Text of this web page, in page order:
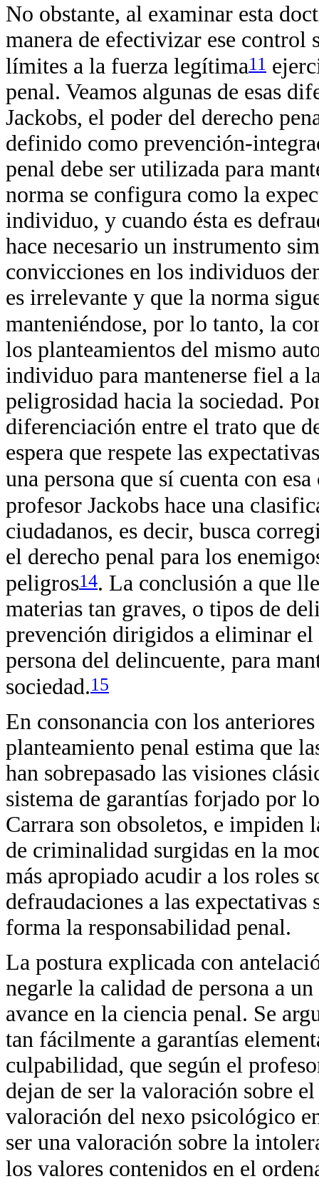
No obstante, al examinar esta
manera de efectivizar ese control
límites a la fuerza legítima11
penal. Veamos algunas de esas
Jackobs, el poder del derecho
definido como prevención-
penal debe ser utilizada para
norma se configura como la
individuo, y cuando ésta es
hace necesario un instrumento
convicciones en los individuos
es irrelevante y que la norma
manteniéndose, por lo tanto, la
los planteamientos del mismo
individuo para mantenerse fiel a
peligrosidad hacia la sociedad.
diferenciación entre el trato que
espera que respete las
una persona que sí cuenta con esa
profesor Jackobs hace una
ciudadanos, es decir, busca
el derecho penal para los
peligros14. La conclusión a que
materias tan graves, o tipos de
prevención dirigidos a eliminar el
persona del delincuente, para
sociedad.15
En consonancia con los
planteamiento penal estima que
han sobrepasado las visiones
sistema de garantías forjado por
Carrara son obsoletos, e impiden
de criminalidad surgidas en la
más apropiado acudir a los roles
defraudaciones a las
forma la responsabilidad penal.
La postura explicada con
negarle la calidad de persona a
avance en la ciencia penal. Se
tan fácilmente a garantías
culpabilidad, que según el
dejan de ser la valoración sobre
valoración del nexo psicológico
ser una valoración sobre la
los valores contenidos en el